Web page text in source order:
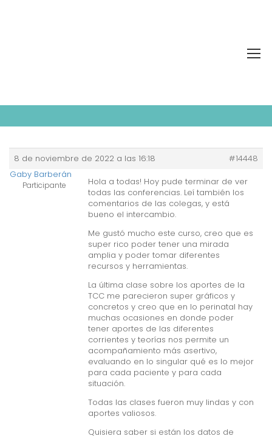
RESPUESTA A: FORO DE
8 de noviembre de 2022 a las 16:18
#14448
Gaby Barberán
Participante
Hola a todas! Hoy pude terminar de ver
todas las conferencias. Leí también los
comentarios de las colegas, y está
bueno el intercambio.
Me gustó mucho este curso, creo que es
super rico poder tener una mirada
amplia y poder tomar diferentes
recursos y herramientas.
La última clase sobre los aportes de la
TCC me parecieron super gráficos y
concretos y creo que en lo perinatal hay
muchas ocasiones en donde poder
tener aportes de las diferentes
corrientes y teorías nos permite un
acompañamiento más asertivo,
evaluando en lo singular qué es lo mejor
para cada paciente y para cada
situación.
Todas las clases fueron muy lindas y con
aportes valiosos.
Quisiera saber si están los datos de